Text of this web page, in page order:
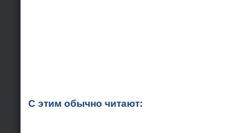
С этим обычно читают: